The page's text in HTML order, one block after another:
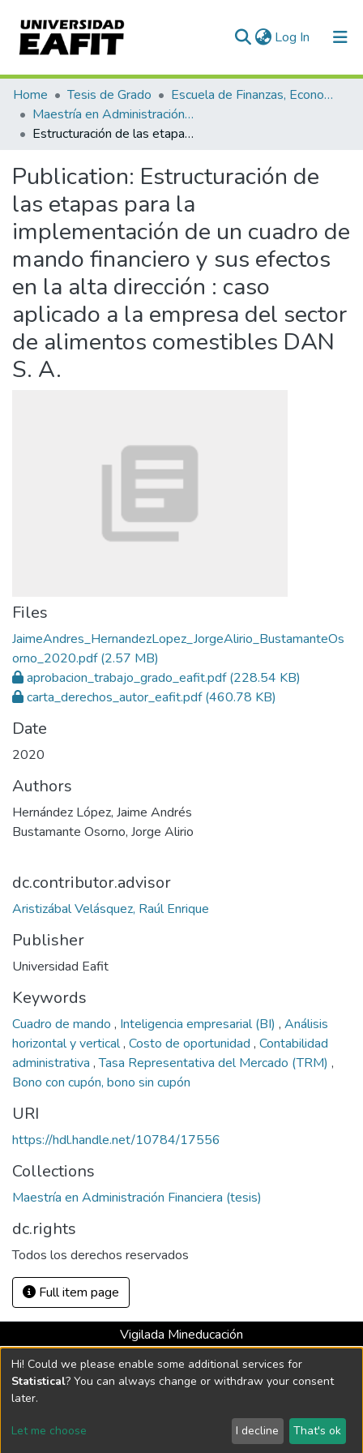
Log In (current)
Communities & Collections
All of DSpace
Home Tesis de Grado
Escuela de Finanzas, Economía y Gobierno
Maestría en Administración Financiera (tesis)
Estructuración de las etapas para la implementación de un cuadro de mando financiero y sus efectos en la alta dirección : caso aplicado a la empresa del sector de alimentos comestibles DAN S. A.
Publication: Estructuración de
las etapas para la
implementación de un cuadro de
mando financiero y sus efectos
en la alta dirección : caso
aplicado a la empresa del sector
de alimentos comestibles DAN
S. A.
Files
JaimeAndres_HernandezLopez_JorgeAlirio_BustamanteOs
orno_2020.pdf(2.57 MB)
aprobacion_trabajo_grado_eafit.pdf(228.54 KB)
carta_derechos_autor_eafit.pdf(460.78 KB)
Date
2020
Authors
Hernández López, Jaime Andrés
Bustamante Osorno, Jorge Alirio
dc.contributor.advisor
Aristizábal Velásquez, Raúl Enrique
Publisher
Universidad Eafit
Keywords
Cuadro de mando , Inteligencia empresarial (BI) , Análisis
horizontal y vertical, Costo de oportunidad , Contabilidad
administrativa ,Tasa Representativa del Mercado (TRM) ,
Bono con cupón, bono sin cupón
URI
https://hdl.handle.net/10784/17556
Collections
Maestría en Administración Financiera (tesis)
dc.rights
Todos los derechos reservados
Full item page
Vigilada Mineducación
Universidad con Acreditación Institucional hasta 2026 -
Resolución MEN 2158 de 2018
DSpace software copyright © 2002-2026 LYRASIS
Send Feedback
Hi! Could we please enable some additional services for
Statistical? You can always change or withdraw your consent
later.
Let me choose I decline That's ok